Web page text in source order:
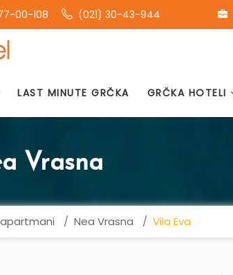
00-108 (021) 30-43-944
LAST MINUTE GRČKA GRČKA HOTELI
Vrasna
Nea Vrasna Vila Eva